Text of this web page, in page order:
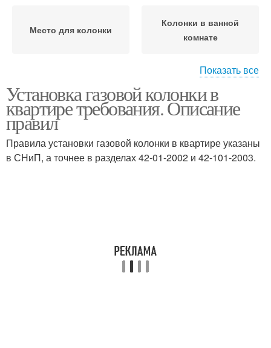
Место для колонки
Колонки в ванной
комнате
комнате
доме
Колонки в частный дом
Показать все
Установка газовой колонки в
квартире требования. Описание
правил
Правила установки газовой колонки в квартире указаны
в СНиП, а точнее в разделах 42-01-2002 и 42-101-2003.